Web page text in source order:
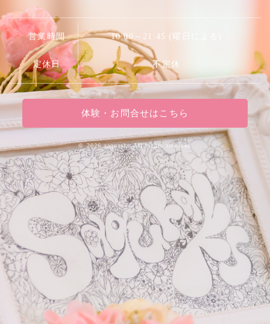
営業時間 10:00～21:45 (曜日による)
定休日 不定休
体験・お問合せはこちら
©2026 saquraks.All rights reserved